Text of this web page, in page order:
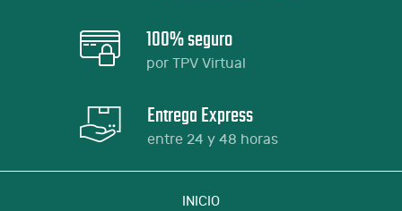
100% seguro
por TPV Virtual
Entrega Express
entre 24 y 48 horas
INICIO